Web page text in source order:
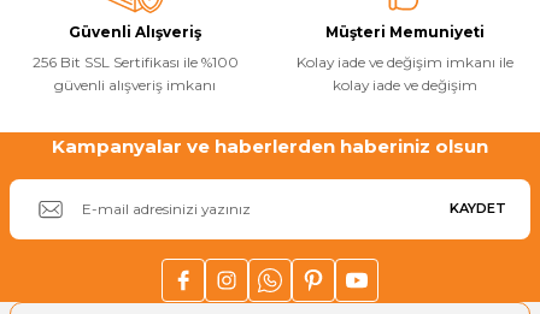
Gönder
Güvenli Alışveriş
256 Bit SSL Sertifikası ile %100
güvenli alışveriş imkanı
Müşteri Memuniyeti
Kolay iade ve değişim imkanı ile
kolay iade ve değişim
Kampanyalar ve haberlerden haberiniz olsun
KAYDET